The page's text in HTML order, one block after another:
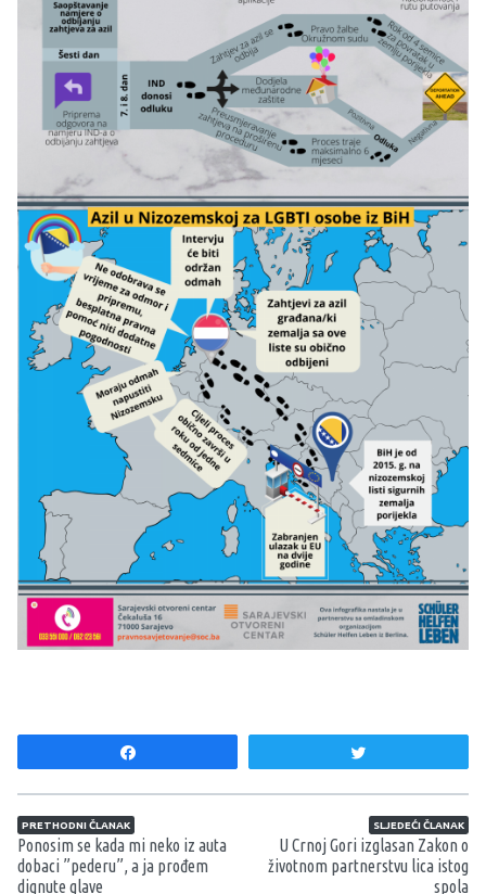
Navigacija članaka
PRETHODNI ČLANAK
Ponosim se kada mi neko iz auta
dobaci ”pederu”, a ja prođem
dignute glave
SLJEDEĆI ČLANAK
U Crnoj Gori izglasan Zakon o
životnom partnerstvu lica istog
spola